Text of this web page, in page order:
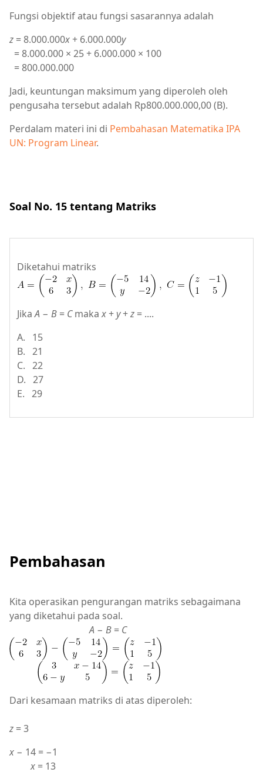
Fungsi objektif atau fungsi sasarannya adalah
z = 8.000.000x+ 6.000.000y
= 8.000.000 × 25 + 6.000.000 × 100
= 800.000.000
Jadi, keuntungan maksimum yang diperoleh oleh
pengusaha tersebut adalah Rp800.000.000,00 (B).
Perdalam materi ini di Pembahasan Matematika IPA
UN: Program Linear.
Soal No. 15 tentang Matriks
Diketahui matriks
JikaA − B = Cmakax+y+z = ....
A. 15
B. 21
C. 22
D. 27
E. 29
Pembahasan
Kita operasikan pengurangan matriks sebagaimana
yang diketahui pada soal.
A − B = C
Dari kesamaan matriks di atas diperoleh:
z = 3
x − 14 = −1
x = 13